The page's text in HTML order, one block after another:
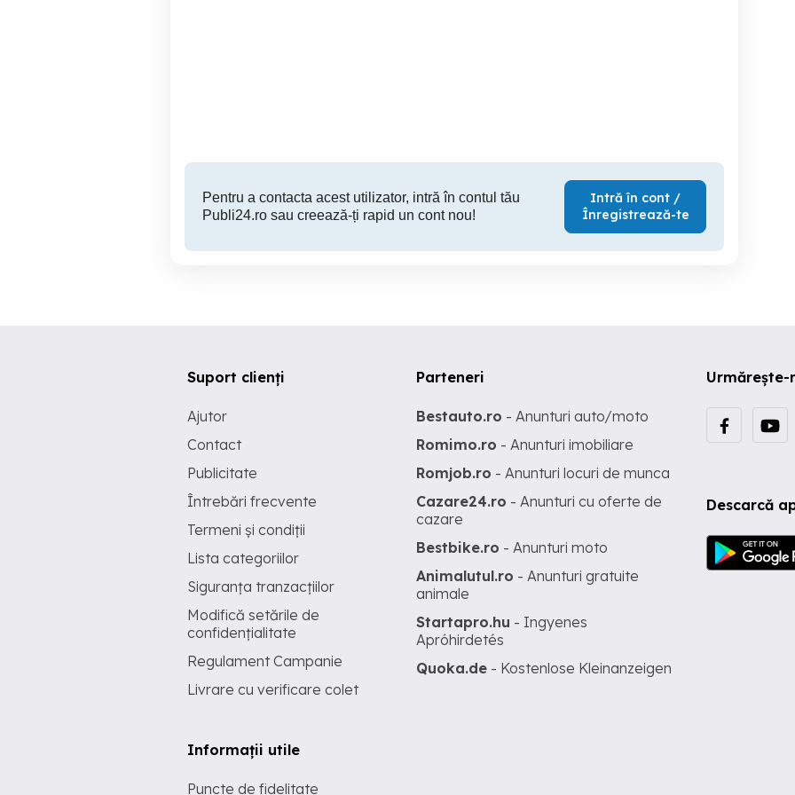
Pentru a contacta acest utilizator, intră în contul tău
Publi24.ro sau creează-ți rapid un cont nou!
Intră în cont /
Înregistrează-te
Urmărește-
Descarcă
Suport clienți
Ajutor
Contact
Publicitate
Întrebări frecvente
Termeni și condiții
Lista categoriilor
Siguranța tranzacțiilor
Modifică setările de
confidențialitate
Regulament Campanie
Livrare cu verificare colet
Informații utile
Puncte de fidelitate
Parteneri
Bestauto.ro - Anunturi auto/moto
Romimo.ro - Anunturi imobiliare
Romjob.ro - Anunturi locuri de munca
Cazare24.ro - Anunturi cu oferte de
cazare
Bestbike.ro - Anunturi moto
Animalutul.ro - Anunturi gratuite
animale
Startapro.hu - Ingyenes
Apróhirdetés
Quoka.de - Kostenlose Kleinanzeigen